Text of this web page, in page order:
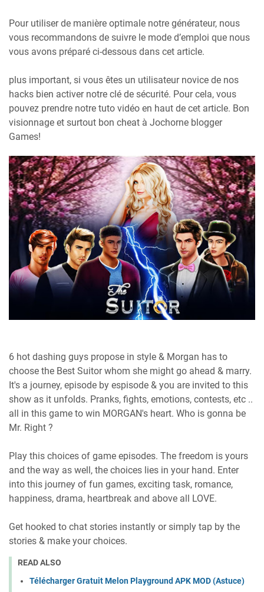
Pour utiliser de manière optimale notre générateur, nous
vous recommandons de suivre le mode d’emploi que nous
vous avons préparé ci-dessous dans cet article.
plus important, si vous êtes un utilisateur novice de nos
hacks bien activer notre clé de sécurité. Pour cela, vous
pouvez prendre notre tuto vidéo en haut de cet article. Bon
visionnage et surtout bon cheat à Jochorne blogger
Games!
6 hot dashing guys propose in style & Morgan has to
choose the Best Suitor whom she might go ahead & marry.
It's a journey, episode by espisode & you are invited to this
show as it unfolds. Pranks, fights, emotions, contests, etc ..
all in this game to win MORGAN's heart. Who is gonna be
Mr. Right ?
Play this choices of game episodes. The freedom is yours
and the way as well, the choices lies in your hand. Enter
into this journey of fun games, exciting task, romance,
happiness, drama, heartbreak and above all LOVE.
Get hooked to chat stories instantly or simply tap by the
stories & make your choices.
READ ALSO
Télécharger Gratuit Melon Playground APK MOD (Astuce)